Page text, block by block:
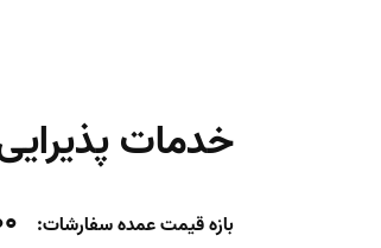
خدمات
بازه قیمت عمده سفارشات: